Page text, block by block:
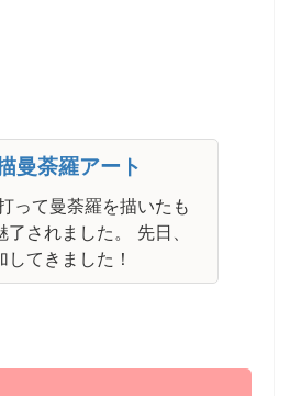
曼荼羅アート
って曼荼羅を描いたも
されました。 先日、
てきました！